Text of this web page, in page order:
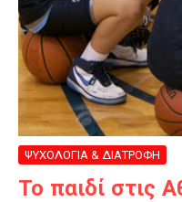
ΨΥΧΟΛΟΓΙΑ & ΔΙΑΤΡΟΦΗ
Το παιδί στις